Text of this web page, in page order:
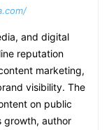
and digital
reputation
marketing,
visibility. The
on public
growth, author